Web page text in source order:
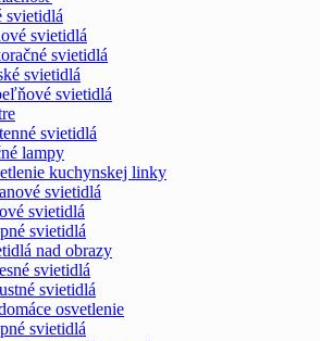
svietidlá
svietidlá
svietidlá
svietidlá
svietidlá
svietidlá
lampy
kuchynskej linky
svietidlá
svietidlá
svietidlá
nad obrazy
svietidlá
svietidlá
osvetlenie
svietidlá